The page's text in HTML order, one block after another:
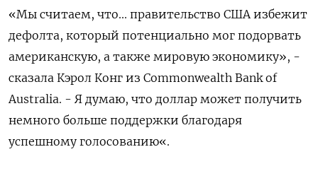
«Мы считаем, что... правительство США избежит
дефолта, который потенциально мог подорвать
американскую, а также мировую экономику», -
сказала Кэрол Конг из Commonwealth Bank of
Australia. - Я думаю, что доллар может получить
немного больше поддержки благодаря
успешному голосованию«.